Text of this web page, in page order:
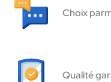
Choix
Qualité